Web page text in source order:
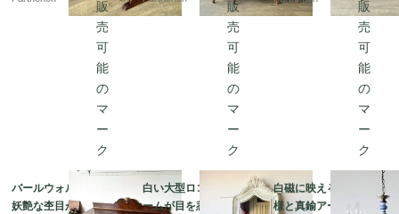
ップボード。【k207】
バールウォルナットの
妖艶な杢目が目を惹
白い大型ロココ調フレ
ームが目を惹く、空間
白磁に映える青い花模
様と真鍮アームのコン